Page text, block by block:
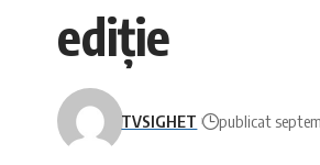
ediție
TVSIGHET publicat